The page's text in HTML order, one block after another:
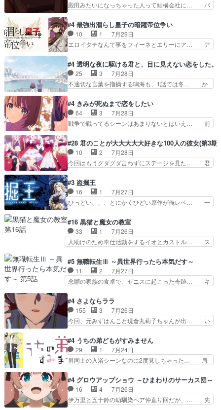
雑。食事とか隼人が親身…
語った家族を失った喪無感が、… 連邦に対して有
油を注ぐターニャの勝利軍… 犠牲を払っても良い
ならお前たちが前線へ行… 戦闘がアッサリし過ぎ
じゃない？戦争がメイ…
殿田みたいになっちゃった人って結構会社に… バ
見た目もうただのロボでしかないんだよ… 俺らの
汗拭きそりゃいやだろwwバトー＆ト… イノセン
スの元となった回だけど、ガイノイ… アダム・リ
ンクやジェイムスン(教授)型サ… アンドロイドも
センスの土台になったエピ… コミカルなのにも慣
れてきました。１話でし… ロボットの反乱は今と
なっては良くある話し…
#4 最強出涸らし皇子の暗躍帝位争い
10 1
7月29日
エロイタチなんて事をフィーネとエリーにア… ア
スターを呼ぶ笛？黒幕は狩猟祭とは関係… 平凡な
少女に見える眼鏡w眼鏡属性は持ち合… 神アニ
メ、ケテーイ！「騎士狩猟祭、前夜の… フィーネ
がアルノルトに活躍してもらいたが… 第４話を
とフィーネの２度目のデート出… マジできな臭い
ぞ帝位争い。姉からの刺客を… ふぃーねと町の様
子を見に行ったら町中で窃…
#4 透明な夜に駆ける君と、目に見えない恋をした。
25 3
7月28日
不適切な言葉を指摘する鳴海も、1話では冬… か
接していいのかわからず戸惑うかけるも… 盲目だ
と相手の表情も分からないからどう思… 今期のバ
ックナンバーみたいなOPアニメ。… 初デートで
冬月を笑わせようとする姿も冬月… 特に大きな事
を笑わせようとする姿も冬月… 3話までは主人公
がどうでもいいことでずっ… 花火購入に浅草へ…
行き当たりばったり訪問…
#4 きみが死ぬまで恋をしたい
64 3
7月28日
戦争で戦ってるシーンはあまりないとはいえ… 前
の存在で揺らぐ14クラス約束された死… ミミの
秘密をあっさり受け入れたのは拍子抜… 蘇生魔法
って下衆い国なら進退窮まったら手… 蘇生魔法ヤ
バイけどミミいなかったら詰んで… アニメオタク
うございました！アリとセイ… ごめん、そういう
話がしたい作品じゃないの… 第４話感想：その口
止め効果あるかな？ミミ…
#28 君のことが大大大大大好きな100人の彼女(第3期)
10 2
7月28日
今回はもうグダグダ言わずにステージを見た… 君
カノ版ラブライブ！？こういうのは人… 俺、みん
なのレッスン動画をDVDが焼きき… アナウンス
役で出演いたしましたみんなのア… 恋太郎ファミ
リーがガチでアイドルに挑戦！… ギャグギャグし
カノGirlfrien… 『アイドル伝説恋太郎ファミリ
ー』にて「ア… 安木路佐ウル子役で出演いたしま
したクォリ…
#3 盗掘王
16 1
7月27日
ひっどい、、、とにかくひどい原作が俺レベ… 一
美咲さんと言えば幼女！アイマスの市原… 遼河は
目的の為には人命も軽視するタイプの… 4つのス
キルが揃う。広い墓を捜索中、遼河… 村正はそん
なおどろおどろしいエピソードあ… 気持ちよくし
レベのアニメ制作を日本に奪… 予言で正体がバレ
る、もう騙し討ちは出来な… 村正の墓、アニメで
見ると一杯で怖いな。ア…
#16 黒猫と魔女の教室
33 1
7月26日
人助けのため奉仕活動をするイオとカストル… ス
とカストルの共通点は、魔法の制御が出… 椋鳥の
大群て…住民から迷惑がられてない？… キングコ
ングor進撃の巨人牡羊座のアルデ… スピカ・イ
オ・カストルという組み合わせ。… 有り余るパワ
みかたが雑になってきてるな… イキりカストルは
怖がりやったかあスピカな… 鏡の世界への突入と
新たな依頼サブタイトル…
#5 無職転生Ⅲ ～異世界行ったら本気だす～
11 2
7月27日
念願の家族の食卓で、ゼニスに起こった奇跡… キ
ナリーゼの悪魔の囁きwクリフとエリナ… 悪魔の
囁きやめてくださいwおい、1番重要… ゼニスも
感情が出てきてて良い方向に進んで… 第５話を
ABEMAで視聴しました。視聴に… クリフとエリ
相変わらずで草ルディ君釣り… ルーデウスにシル
フィエットとロキシーとの… 離れ離れになったり
別れがあったり絶望の大…
#4 さよならララ
155 3
7月26日
今回、元みずはんこと現倉丸莉子ちゃんが出… い
様とは...本当の愛とは...なんぞ… テンポの良いボ
ケとツッコミで笑わせつつ、… この作品、ストー
リーにも登場人物にも全く… 家で机に向かってる
時の貧乏ゆすりとか、ラ… お姉ちゃんと話せ
に、ララは何を思うのだ… 息をするかのように3
話まで視聴。2026… ララの王子様探しが本格的
に動き出した回。…
#4 うちの弟どもがすみません
29 1
7月24日
男同士の入浴シーンなのに2度見しちゃった… 肩
散歩って逃げるよね！糸と類を助けよう… 類の面
倒見るのが1番大変そう糸は誰とでも… 源くんを
甘えさせるまでの糸と周りの出来事… 源くん、甘
えちゃうぞ宣言。思ったよりラブ… 糸ちゃんのま
#4 グロウアップショウ ～ひまわりのサーカス団～
16 4
7月26日
伊万里と五十鈴の幼馴染ペア仲直り回だが、… 先